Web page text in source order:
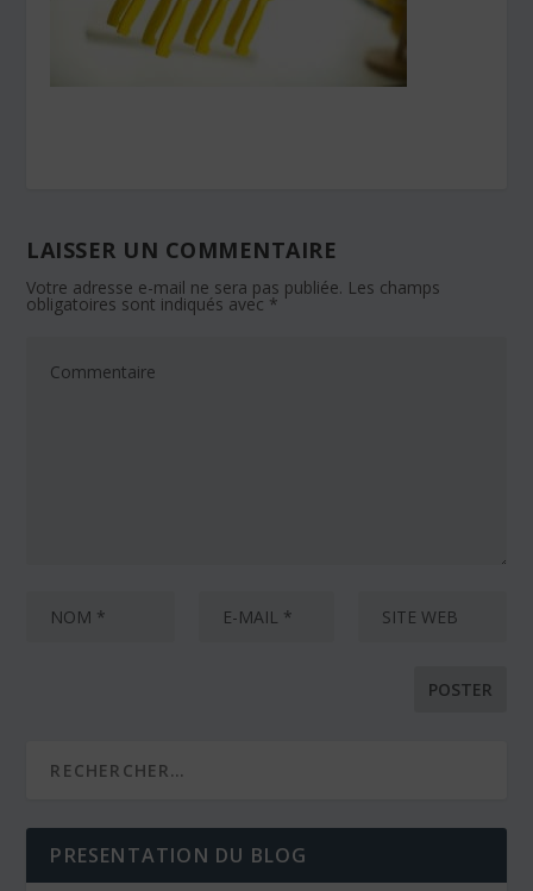
LAISSER UN COMMENTAIRE
Votre adresse e-mail ne sera pas publiée. Les champs
obligatoires sont indiqués avec *
PRESENTATION DU BLOG